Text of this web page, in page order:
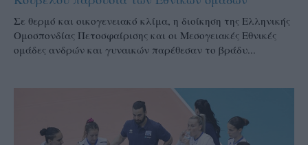
Σε θερμό και οικογενειακό κλίμα, η διοίκηση της Ελληνικής
Ομοσπονδίας Πετοσφαίρισης και οι Μεσογειακές Εθνικές
ομάδες ανδρών και γυναικών παρέθεσαν το βράδυ...